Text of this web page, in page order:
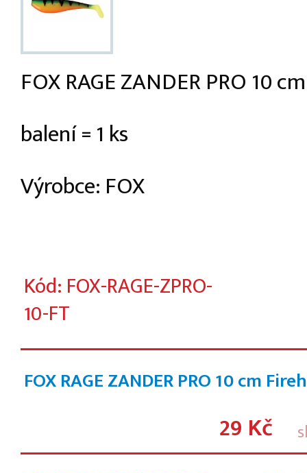
FOX RAGE ZANDER PRO 10 cm
balení = 1 ks
Výrobce: FOX
Kód: FOX-RAGE-ZPRO-
10-FT
FOX RAGE ZANDER PRO 10 cm
29 Kč